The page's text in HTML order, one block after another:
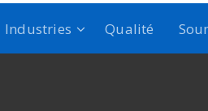
Industries Qualité